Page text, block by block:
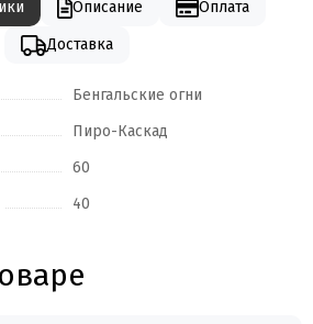
Описание
Оплата
Доставка
Бенгальские огни
Пиро-Каскад
60
40